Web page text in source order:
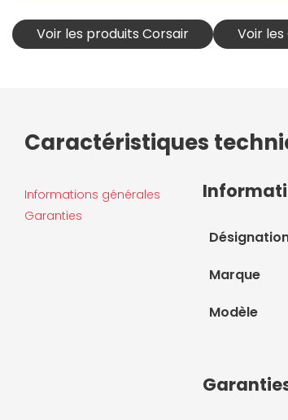
Voir les produits Corsair Voir
Caractéristiques
Informations générales
Garanties
Marque
Modèle